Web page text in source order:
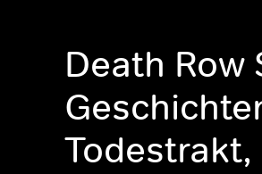
Death Row